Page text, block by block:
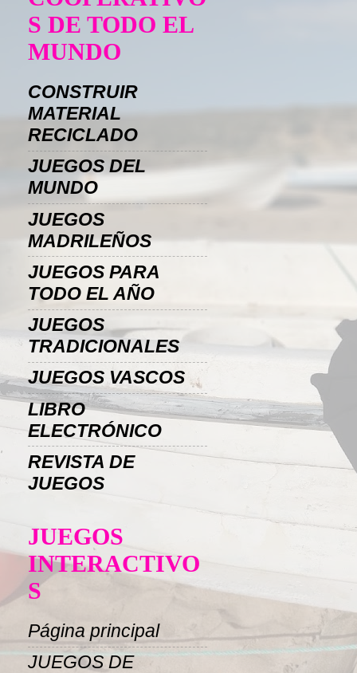
S DE TODO EL
MUNDO
CONSTRUIR
MATERIAL
RECICLADO
JUEGOS DEL
MUNDO
JUEGOS
MADRILEÑOS
JUEGOS PARA
TODO EL AÑO
JUEGOS
TRADICIONALES
JUEGOS VASCOS
LIBRO
ELECTRÓNICO
REVISTA DE
JUEGOS
JUEGOS
INTERACTIVO
S
Página principal
JUEGOS DE